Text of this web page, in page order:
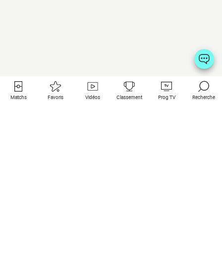
Matchs Favoris Vidéos Classement Prog TV Recherche